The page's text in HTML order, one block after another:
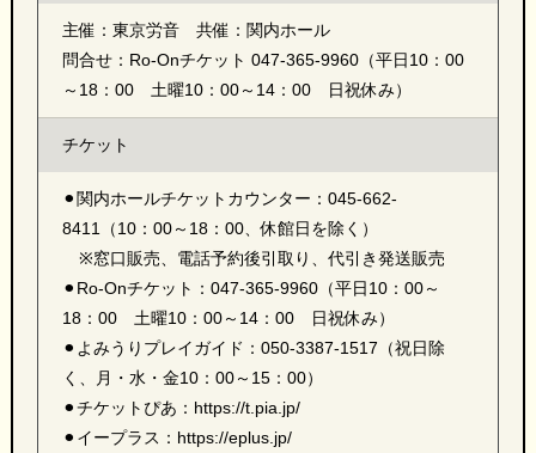
主催：東京労音 共催：関内ホール
問合せ：Ro-Onチケット 047-365-9960（平日10：00
～18：00 土曜10：00～14：00 日祝休み）
チケット
⚫︎関内ホールチケットカウンター：045-662-
8411（10：00～18：00、休館日を除く）
※窓口販売、電話予約後引取り、代引き発送販売
⚫︎Ro-Onチケット：047-365-9960（平日10：00～
18：00 土曜10：00～14：00 日祝休み）
⚫︎よみうりプレイガイド：050-3387-1517（祝日除
く、月・水・金10：00～15：00）
⚫︎チケットぴあ：https://t.pia.jp/
⚫︎イープラス：https://eplus.jp/